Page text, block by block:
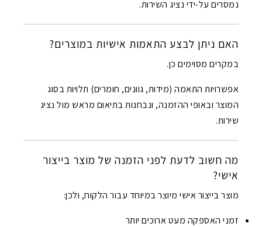
נמסרים על-ידי נציג השירות.
האם ניתן לבצע התאמות אישיות במוצרים?
במקרים מסוימים כן.
אפשרויות התאמה (מידות, גוונים, חומרים) תלויות בסוג
המוצר ובאופי ההזמנה, ונבחנות בתיאום מראש מול נציג
שירות.
מה חשוב לדעת לפני הזמנה של מוצר בייצור
אישי?
מוצר בייצור אישי מיוצר במיוחד עבור הלקוח, ולכן:
זמני האספקה מעט ארוכים יותר